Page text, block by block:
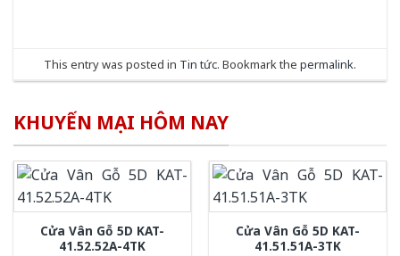
This entry was posted in Tin tức. Bookmark the permalink.
KHUYẾN MẠI HÔM NAY
Cửa Vân Gỗ 5D KAT-
41.52.52A-4TK
Cửa Vân Gỗ 5D KAT-
41.51.51A-3TK